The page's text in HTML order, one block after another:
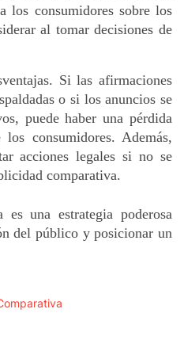
los consumidores sobre los
al tomar decisiones de
Si las afirmaciones
o si los anuncios se
puede haber una pérdida
consumidores. Además,
acciones legales si no se
comparativa.
una estrategia poderosa
del público y posicionar un